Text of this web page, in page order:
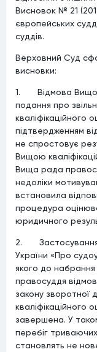
Висновок № 21
європейських
суддів.
Верховний Суд
висновки:
1. Відмова Вищої
подання про
кваліфікаційного
підтвердженням
не спростовує
Вищою
Вища рада
недоліки
встановила
процедура
юридичного
2. Застосування
України «Про
якого до
правосуддя
закону зворотної
кваліфікаційного
завершена. У
перебіг триваючих
становлять не